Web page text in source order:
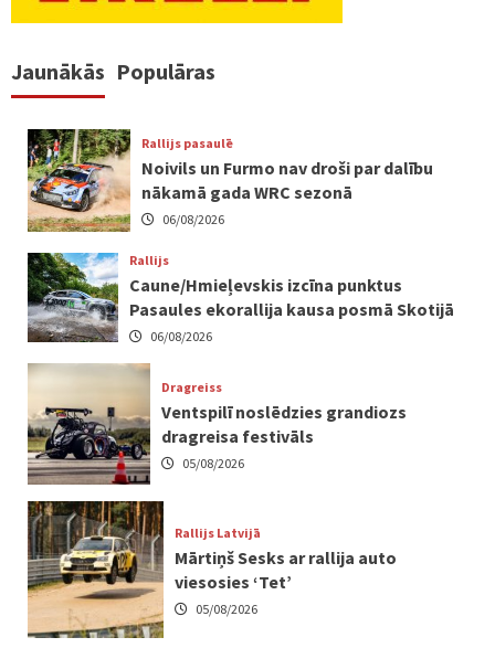
Jaunākās Populāras
Rallijs pasaulē
Noivils un Furmo nav droši par dalību
nākamā gada WRC sezonā
06/08/2026
Rallijs
Caune/Hmieļevskis izcīna punktus
Pasaules ekorallija kausa posmā Skotijā
06/08/2026
Dragreiss
Ventspilī noslēdzies grandiozs
dragreisa festivāls
05/08/2026
Rallijs Latvijā
Mārtiņš Sesks ar rallija auto
viesosies ‘Tet’
05/08/2026